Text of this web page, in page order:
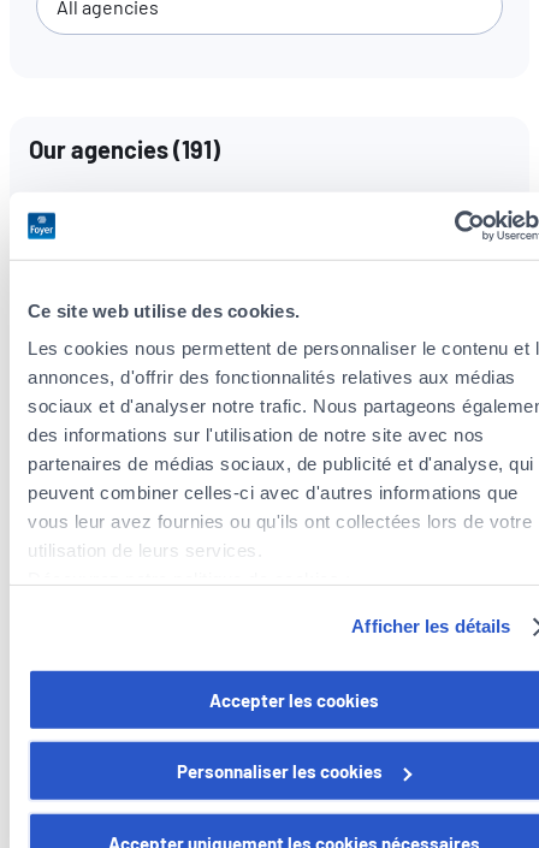
Ce site web utilise des cookies.
Les cookies nous permettent de personnaliser le contenu et
annonces, d'offrir des fonctionnalités relatives aux médias
sociaux et d'analyser notre trafic. Nous partageons
des informations sur l'utilisation de notre site avec nos
partenaires de médias sociaux, de publicité et d'analyse, qui
peuvent combiner celles-ci avec d'autres informations que
vous leur avez fournies ou qu'ils ont collectées lors de votre
utilisation de leurs services.
Vous avez la possibilité de retirer votre consentement à tout
moment en cliquant sur le lien "gestion des cookies" en bas
Certains de ces cookies sont strictement nécessaires au
fonctionnement du site. Notez que si vous désactivez des
Afficher les détails
Accepter les cookies
Personnaliser les cookies
Accepter uniquement les cookies nécessaires
Our agencies(191)
Insurance agents near the municipality of
Insurance agents in the municipality of Redange/Attert
Foyer Assurances